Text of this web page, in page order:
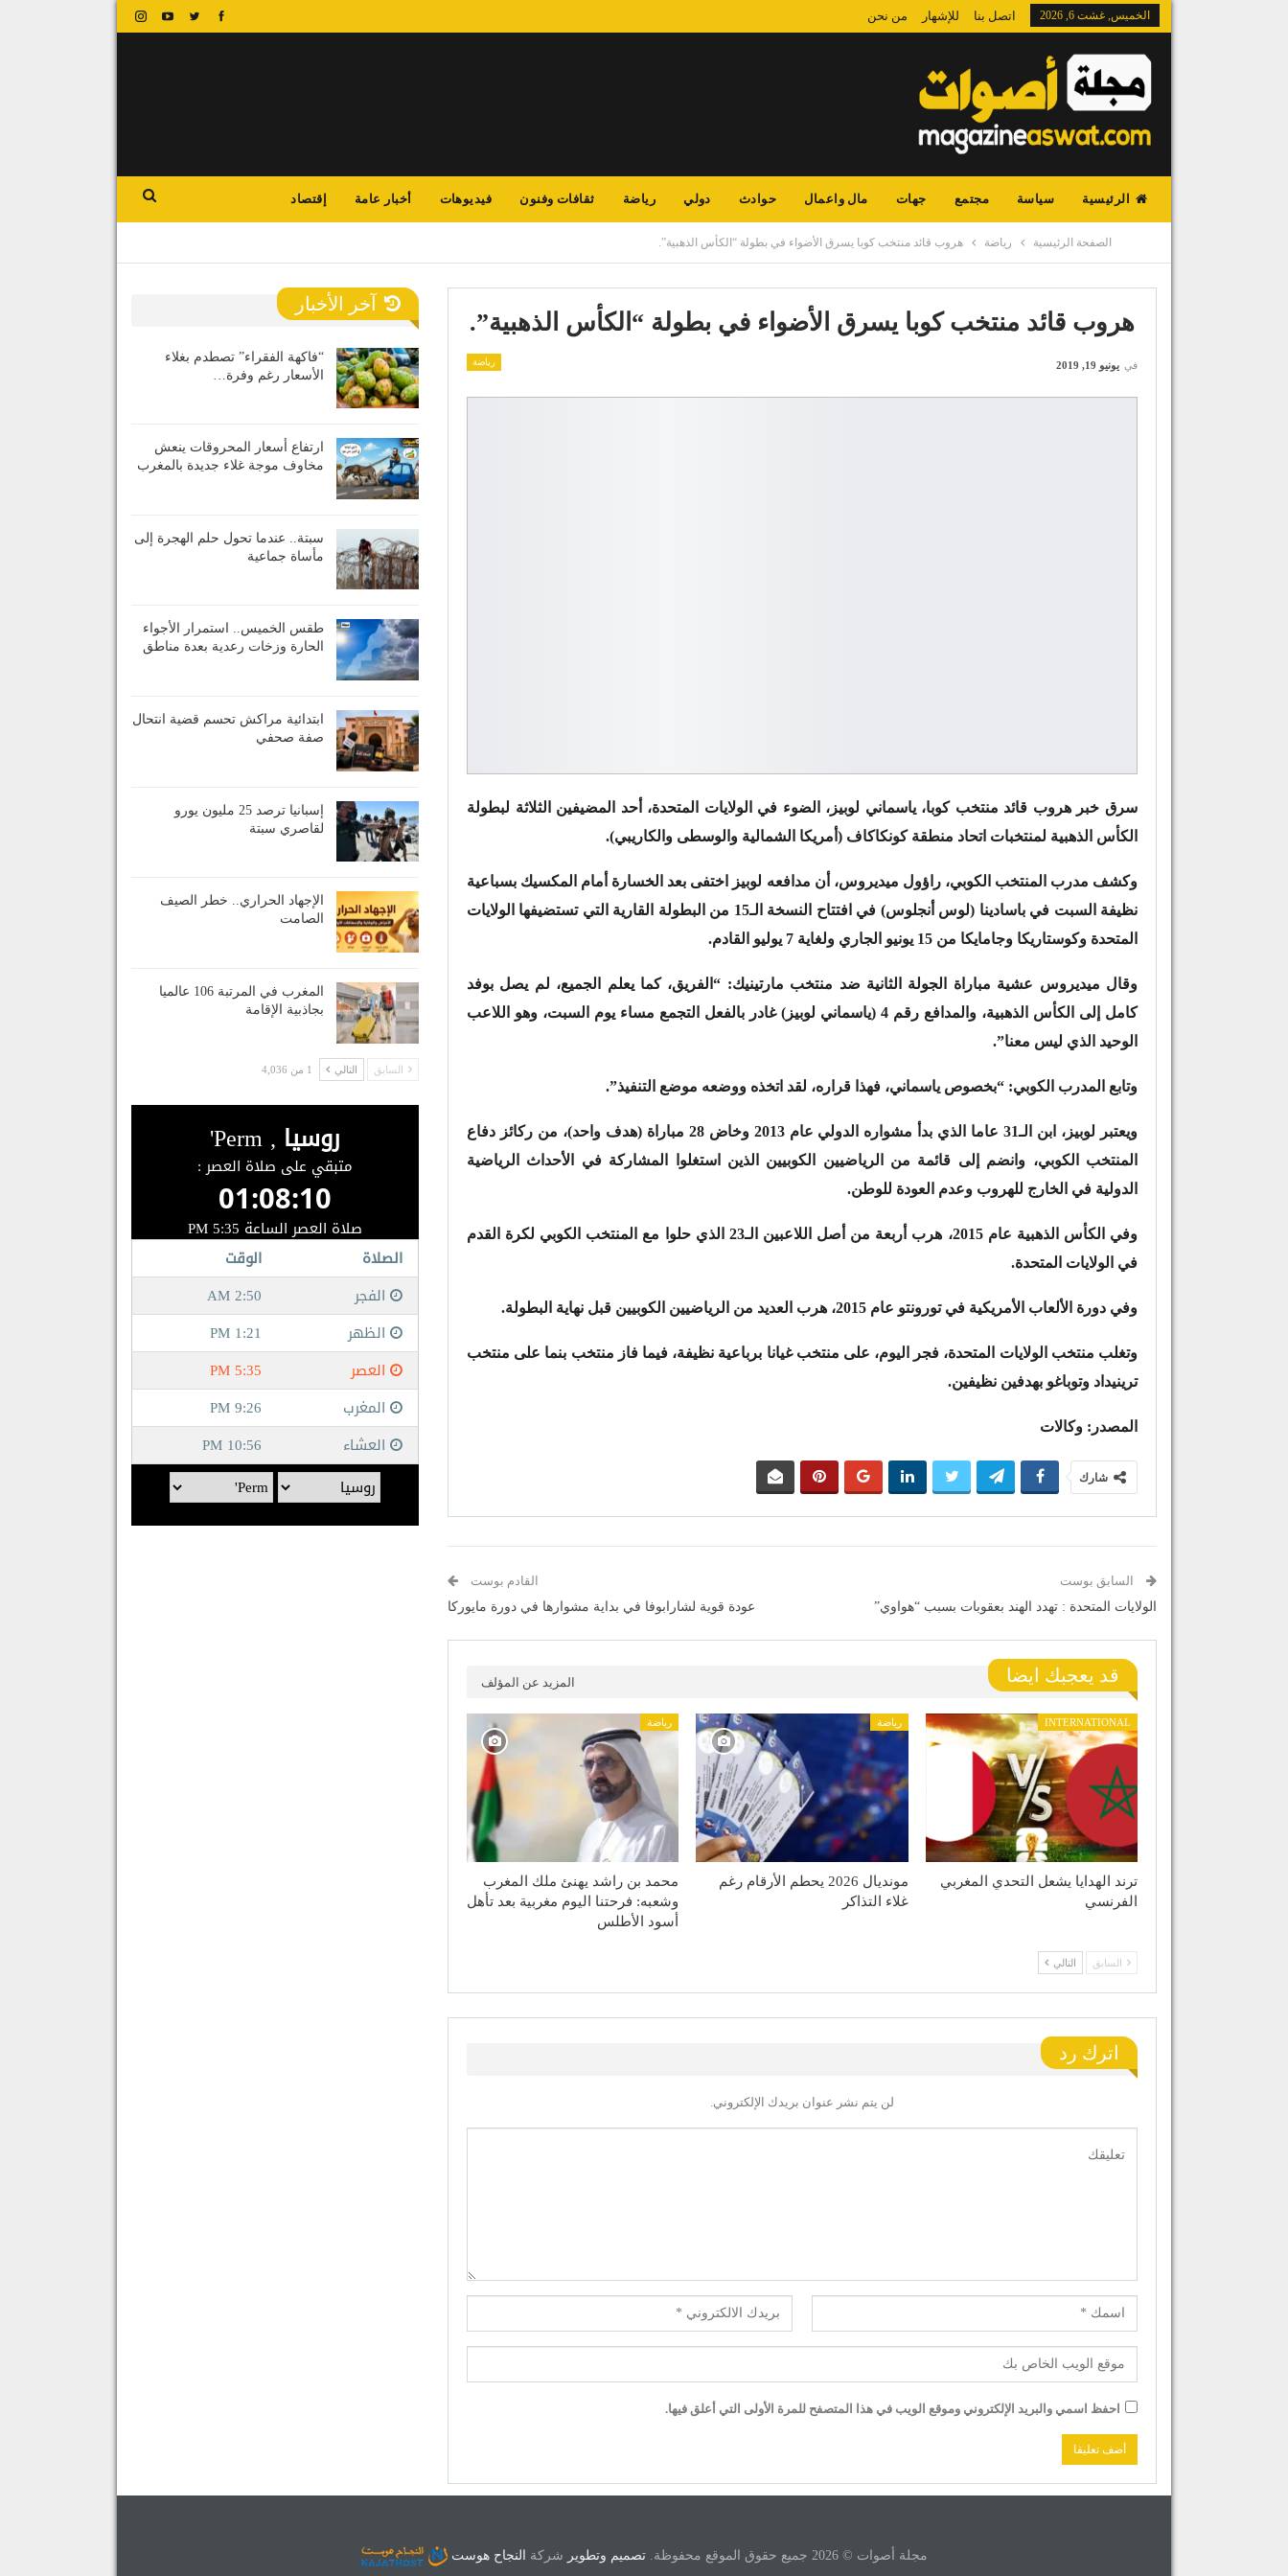
الخميس, غشت 6, 2026 اتصل بنا للإشهار من نحن
الرئيسية سياسة مجتمع جهات مال واعمال حوادث دولي رياضة ثقافات وفنون فيديوهات أخبار عامة إقتصاد
الصفحة الرئيسية رياضة هروب قائد منتخب كوبا يسرق الأضواء في بطولة “الكأس الذهبية”.
هروب قائد منتخب كوبا يسرق الأضواء في بطولة “الكأس الذهبية”.
رياضة في يونيو 19, 2019
سرق خبر هروب قائد منتخب كوبا، ياسماني لوبيز، الضوء في الولايات المتحدة، أحد المضيفين الثلاثة لبطولة
الكأس الذهبية لمنتخبات اتحاد منطقة كونكاكاف (أمريكا الشمالية والوسطى والكاريبي).
وكشف مدرب المنتخب الكوبي، راؤول ميديروس، أن مدافعه لوبيز اختفى بعد الخسارة أمام المكسيك بسباعية
نظيفة السبت في باسادينا (لوس أنجلوس) في افتتاح النسخة الـ15 من البطولة القارية التي تستضيفها الولايات
المتحدة وكوستاريكا وجامايكا من 15 يونيو الجاري ولغاية 7 يوليو القادم.
وقال ميديروس عشية مباراة الجولة الثانية ضد منتخب مارتينيك: “الفريق، كما يعلم الجميع، لم يصل بوفد
كامل إلى الكأس الذهبية، والمدافع رقم 4 (ياسماني لوبيز) غادر بالفعل التجمع مساء يوم السبت، وهو اللاعب
الوحيد الذي ليس معنا”.
وتابع المدرب الكوبي: “بخصوص ياسماني، فهذا قراره، لقد اتخذه ووضعه موضع التنفيذ”.
ويعتبر لوبيز، ابن الـ31 عاما الذي بدأ مشواره الدولي عام 2013 وخاض 28 مباراة (هدف واحد)، من ركائز دفاع
المنتخب الكوبي، وانضم إلى قائمة من الرياضيين الكوبيين الذين استغلوا المشاركة في الأحداث الرياضية
الدولية في الخارج للهروب وعدم العودة للوطن.
وفي الكأس الذهبية عام 2015، هرب أربعة من أصل اللاعبين الـ23 الذي حلوا مع المنتخب الكوبي لكرة القدم
في الولايات المتحدة.
وفي دورة الألعاب الأمريكية في تورونتو عام 2015، هرب العديد من الرياضيين الكوبيين قبل نهاية البطولة.
وتغلب منتخب الولايات المتحدة، فجر اليوم، على منتخب غيانا برباعية نظيفة، فيما فاز منتخب بنما على منتخب
ترينيداد وتوباغو بهدفين نظيفين.
المصدر: وكالات
شارك
السابق بوست
الولايات المتحدة : تهدد الهند بعقوبات بسبب “هواوي”
القادم بوست
عودة قوية لشارابوفا في بداية مشوارها في دورة مايوركا
قد يعجبك ايضا المزيد عن المؤلف
INTERNATIONAL
ترند الهدايا يشعل التحدي المغربي
الفرنسي
رياضة
مونديال 2026 يحطم الأرقام رغم
غلاء التذاكر
رياضة
محمد بن راشد يهنئ ملك المغرب
وشعبه: فرحتنا اليوم مغربية بعد تأهل
أسود الأطلس
السابق التالي
اترك رد
لن يتم نشر عنوان بريدك الإلكتروني.
احفظ اسمي والبريد الإلكتروني وموقع الويب في هذا المتصفح للمرة الأولى التي أعلق فيها.
آخر الأخبار
“فاكهة الفقراء” تصطدم بغلاء
الأسعار رغم وفرة…
ارتفاع أسعار المحروقات ينعش
مخاوف موجة غلاء جديدة بالمغرب
سبتة.. عندما تحول حلم الهجرة إلى
مأساة جماعية
طقس الخميس.. استمرار الأجواء
الحارة وزخات رعدية بعدة مناطق
ابتدائية مراكش تحسم قضية انتحال
صفة صحفي
إسبانيا ترصد 25 مليون يورو
لقاصري سبتة
الإجهاد الحراري.. خطر الصيف
الصامت
المغرب في المرتبة 106 عالميا
بجاذبية الإقامة
السابق التالي 1 من 4,036
مجلة أصوات © 2026 جميع حقوق الموقع محفوظة. تصميم وتطوير شركة النجاح هوست